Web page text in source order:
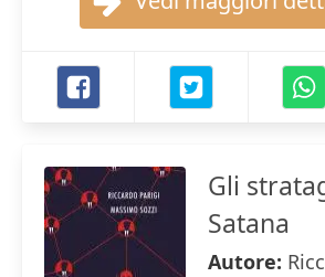
Gli
Satana
Autore: